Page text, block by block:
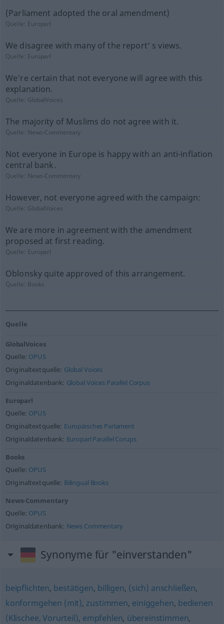
(Parliament adopted the oral amendment)
Quelle: Europarl
We disagree with many of the report' s views.
Quelle: Europarl
We're certain that not everyone will agree with this
explanation.
Quelle: GlobalVoices
The majority of Muslims do not agree with it.
Quelle: News-Commentary
Not everyone in Europe is happy with an anti-inflation
central bank.
Quelle: News-Commentary
However, not everyone agreed with the campaign:
Quelle: GlobalVoices
We are more in agreement with the amendment
proposed at first reading.
Quelle: Europarl
Oblonsky quite approved of this arrangement.
Quelle: Books
Quelle
GlobalVoices
Quelle: OPUS
Originaltextquelle: Global Voices
Originaldatenbank: Global Voices Parallel Corpus
Europarl
Quelle: OPUS
Originaltextquelle: Europäisches Parlament
Originaldatenbank: Europarl Parallel Corups
Books
Quelle: OPUS
Originaltextquelle: Bilingual Books
News-Commentary
Quelle: OPUS
Originaldatenbank: News Commentary
Synonyme für "einverstanden"
beipflichten, bestätigen, billigen, (sich) anschließen,
konformgehen (mit), zustimmen, einiggehen, bedienen
(Klischee, Vorurteil), empfehlen, übereinstimmen,